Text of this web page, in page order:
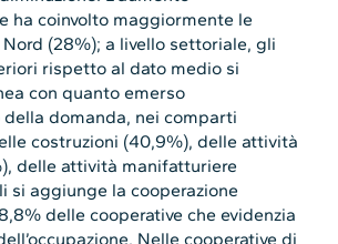
ha coinvolto maggiormente le
(28%); a livello settoriale, gli
rispetto al dato medio si
con quanto emerso
della domanda, nei comparti
costruzioni (40,9%), delle attività
delle attività manifatturiere
si aggiunge la cooperazione
delle cooperative che evidenzia
Nelle cooperative di